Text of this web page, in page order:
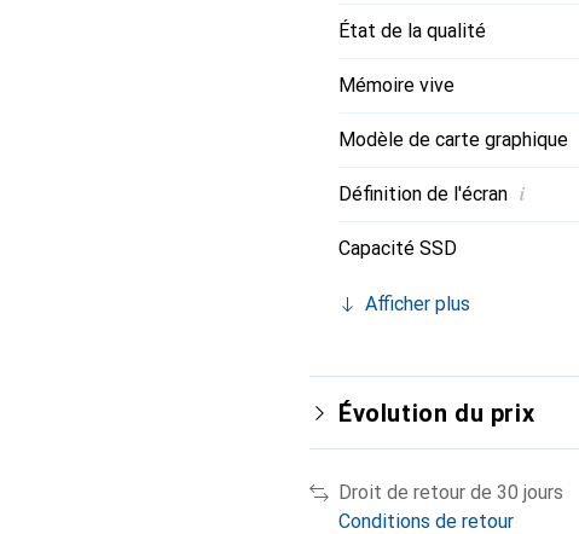
État de la qualité
Mémoire vive
Modèle de carte graphique
Définition de l'écran i
Capacité SSD
Afficher plus
Évolution du prix
Droit de retour de 30 jours
Conditions de retour